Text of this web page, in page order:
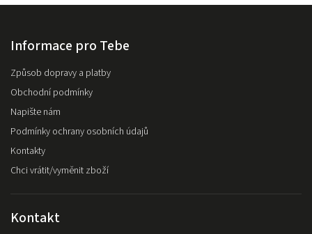
Informace pro Tebe
Způsob dopravy a platby
Obchodní podmínky
Napište nám
Podmínky ochrany osobních údajů
Kontakty
Chci vrátit/vyměnit zboží
Kontakt